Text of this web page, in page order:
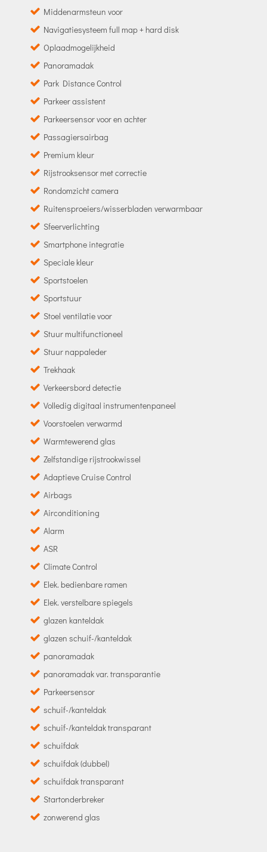
Middenarmsteun voor
Navigatiesysteem full map + hard disk
Oplaadmogelijkheid
Panoramadak
Park Distance Control
Parkeer assistent
Parkeersensor voor en achter
Passagiersairbag
Premium kleur
Rijstrooksensor met correctie
Rondomzicht camera
Ruitensproeiers/wisserbladen verwarmbaar
Sfeerverlichting
Smartphone integratie
Speciale kleur
Sportstoelen
Sportstuur
Stoel ventilatie voor
Stuur multifunctioneel
Stuur nappaleder
Trekhaak
Verkeersbord detectie
Volledig digitaal instrumentenpaneel
Voorstoelen verwarmd
Warmtewerend glas
Zelfstandige rijstrookwissel
Adaptieve Cruise Control
Airbags
Airconditioning
Alarm
ASR
Climate Control
Elek. bedienbare ramen
Elek. verstelbare spiegels
glazen kanteldak
glazen schuif-/kanteldak
panoramadak
panoramadak var. transparantie
Parkeersensor
schuif-/kanteldak
schuif-/kanteldak transparant
schuifdak
schuifdak (dubbel)
schuifdak transparant
Startonderbreker
zonwerend glas